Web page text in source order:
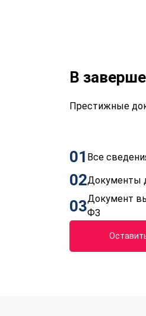
В
Престижные
01 Все
02Документы
03Документ
ФЗ